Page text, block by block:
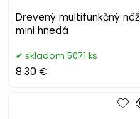
Drevený multifunkčný nôž
mini hnedá
skladom 5071 ks
8.30 €